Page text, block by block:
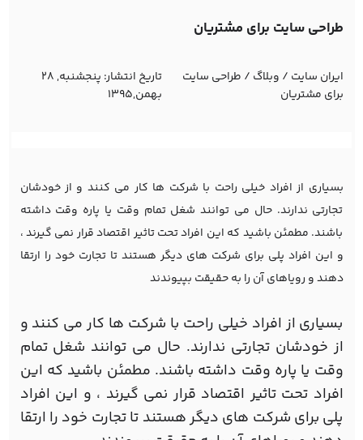
طراحی سایت برای مشتریان
ایران سایت / وبلاگ / طراحی سایت
برای مشتریان
تاریخ انتشار:
پنجشنبه, 28
بهمن,1395
بسیاری از افراد خیلی راحت با شرکت ها کار می کنند و از خودشان
تجارتی ندارند. حال می توانند شغل تمام وقت یا پاره وقت داشته
باشند. مطمئن باشید که این افراد تحت تاثیر اقتصاد قرار نمی گیرند ،
و این افراد پلی برای شرکت های دیگر هستند تا تجارت خود را ارتقا
دهند و رویاهای آن را به حقیقت بپیوندند
بسیاری از افراد خیلی راحت با شرکت ها کار می کنند و
از خودشان تجارتی ندارند. حال می توانند شغل تمام
وقت یا پاره وقت داشته باشند. مطمئن باشید که این
افراد تحت تاثیر اقتصاد قرار نمی گیرند ، و این افراد
پلی برای شرکت های دیگر هستند تا تجارت خود را ارتقا